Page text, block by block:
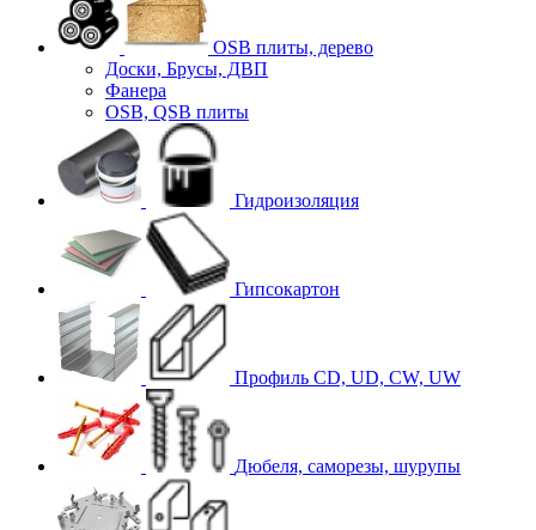
OSB плиты, дерево
Доски, Брусы, ДВП
Фанера
OSB, QSB плиты
Гидроизоляция
Гипсокартон
Профиль CD, UD, CW, UW
Дюбеля, саморезы, шурупы